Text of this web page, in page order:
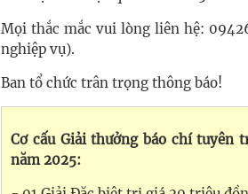
Mọi thắc mắc vui lòng liên hệ:
nghiệp vụ).
Ban tổ chức trân trọng thông báo!
Cơ cấu Giải thưởng báo chí tuyên
năm 2025: